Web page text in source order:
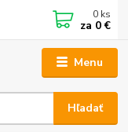
Menu
Hľadať
0 ks
za 0 €